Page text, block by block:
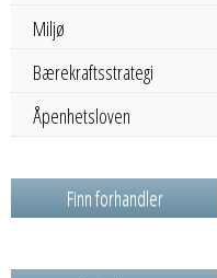
Miljø
Bærekraftsstrategi
Åpenhetsloven
Finn forhandler